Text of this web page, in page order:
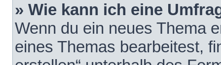
» Wie kann ich eine
Wenn du ein neues Thema
eines Themas bearbeitest,